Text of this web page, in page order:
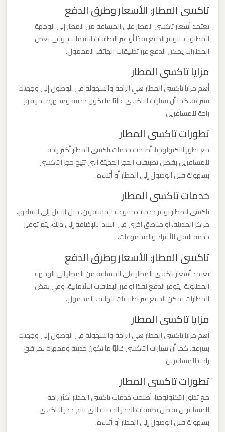
تاكسى المطار: الأسعار وطرق الدفع
تعتمد أسعار تاكسى المطار على المسافة من المطار إلى الوجهة
المطلوبة. يتوفر الدفع نقدًا أو عبر البطاقات الائتمانية، وفي بعض
المطارات يمكن الدفع عبر تطبيقات الهاتف المحمول.
مزايا تاكسى المطار
أهم مزايا تاكسى المطار هي الراحة والسهولة في الوصول إلى وجهتك
بسرعة. كما أن سيارات التاكسي غالبًا ما تكون حديثة ومجهزة بمرافق
راحة للمسافرين.
تطورات تاكسى المطار
مع تطور التكنولوجيا، أصبحت خدمات تاكسى المطار أكثر راحة
للمسافرين بفضل تطبيقات الحجز الحديثة التي تتيح حجز التاكسي
بسهولة قبل الوصول إلى المطار أو أثناءه.
خدمات تاكسى المطار
تاكسى المطار يوفر خدمات متنوعة للمسافرين، مثل النقل إلى الفنادق،
مراكز المدينة، أو مناطق أخرى في البلاد. بالإضافة إلى ذلك، يتم توفير
خدمة النقل للأفراد والمجموعات.
تاكسى المطار: الأسعار وطرق الدفع
تعتمد أسعار تاكسى المطار على المسافة من المطار إلى الوجهة
المطلوبة. يتوفر الدفع نقدًا أو عبر البطاقات الائتمانية، وفي بعض
المطارات يمكن الدفع عبر تطبيقات الهاتف المحمول.
مزايا تاكسى المطار
أهم مزايا تاكسى المطار هي الراحة والسهولة في الوصول إلى وجهتك
بسرعة. كما أن سيارات التاكسي غالبًا ما تكون حديثة ومجهزة بمرافق
راحة للمسافرين.
تطورات تاكسى المطار
مع تطور التكنولوجيا، أصبحت خدمات تاكسى المطار أكثر راحة
للمسافرين بفضل تطبيقات الحجز الحديثة التي تتيح حجز التاكسي
بسهولة قبل الوصول إلى المطار أو أثناءه.
مطار
العرب
الساحل
الشمالي
مطار
العرب
القاهرة
ليموزين
العرب
ليموزين
مطار
القاهرة
ليموزين
القاهرة